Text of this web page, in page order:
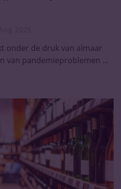
onder de druk van almaar
van pandemieproblemen ...